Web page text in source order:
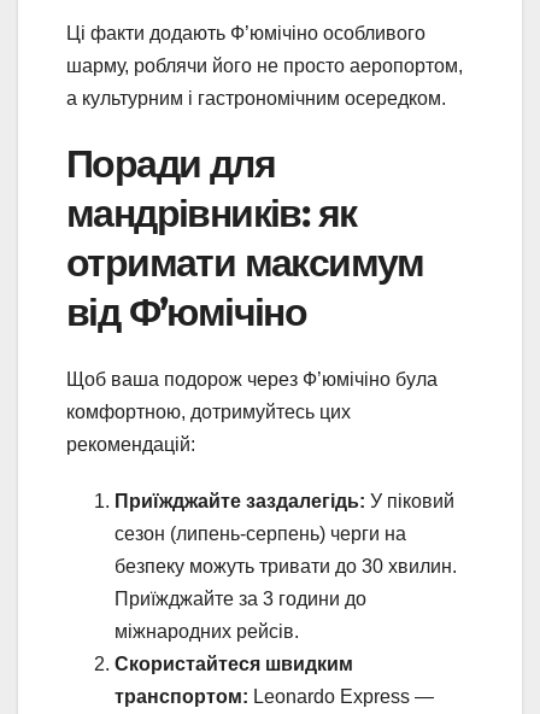
Ці факти додають Ф’юмічіно особливого
шарму, роблячи його не просто аеропортом,
а культурним і гастрономічним осередком.
Поради для
мандрівників: як
отримати максимум
від Ф’юмічіно
Щоб ваша подорож через Ф’юмічіно була
комфортною, дотримуйтесь цих
рекомендацій:
Приїжджайте заздалегідь: У піковий
сезон (липень-серпень) черги на
безпеку можуть тривати до 30 хвилин.
Приїжджайте за 3 години до
міжнародних рейсів.
Скористайтеся швидким
транспортом: Leonardo Express —